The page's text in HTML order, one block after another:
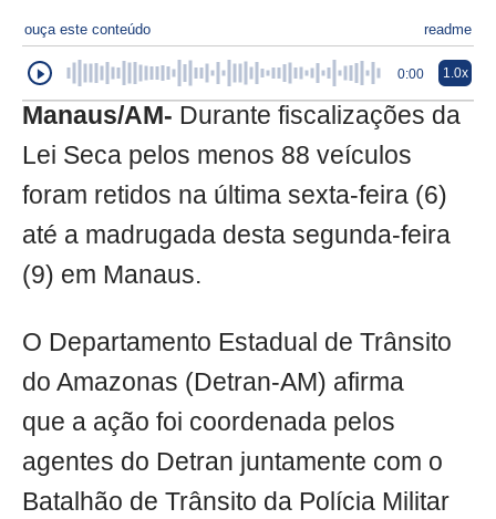
ouça este conteúdo readme
0:00 1.0x
Manaus/AM- Durante fiscalizações da
Lei Seca pelos menos 88 veículos
foram retidos na última sexta-feira (6)
até a madrugada desta segunda-feira
(9) em Manaus.
O Departamento Estadual de Trânsito
do Amazonas (Detran-AM) afirma
que a ação foi coordenada pelos
agentes do Detran juntamente com o
Batalhão de Trânsito da Polícia Militar